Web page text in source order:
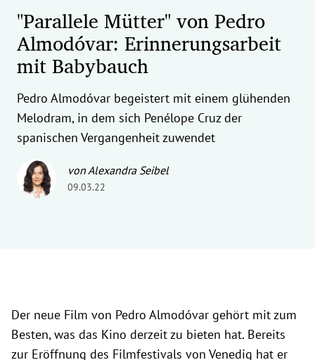
Untermenü
Untermenü
Untermenü
"Parallele Mütter" von Pedro
Almodóvar: Erinnerungsarbeit
mit Babybauch
Pedro Almodóvar begeistert mit einem glühenden
Melodram, in dem sich Penélope Cruz der
spanischen Vergangenheit zuwendet
von Alexandra Seibel
09.03.22
Der neue Film von Pedro Almodóvar gehört mit zum
Besten, was das Kino derzeit zu bieten hat. Bereits
zur Eröffnung des Filmfestivals von Venedig hat er